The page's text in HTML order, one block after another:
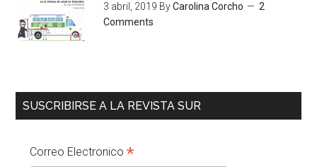
3 abril, 2019 ByCarolina Corcho
2
Comments
SUSCRIBIRSE A LA REVISTA SUR
Correo Electronico*